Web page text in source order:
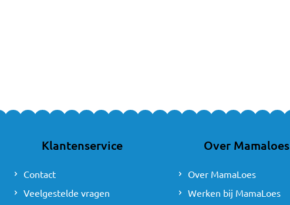
Klantenservice
Contact
Veelgestelde vragen
Over Mamaloes
Over MamaLoes
Werken bij MamaLoes